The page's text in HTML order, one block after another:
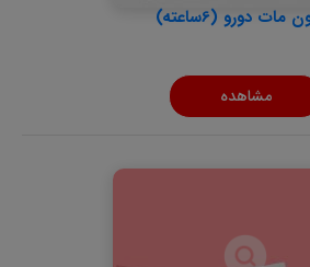
مات دورو (6ساعته)
مشاهده